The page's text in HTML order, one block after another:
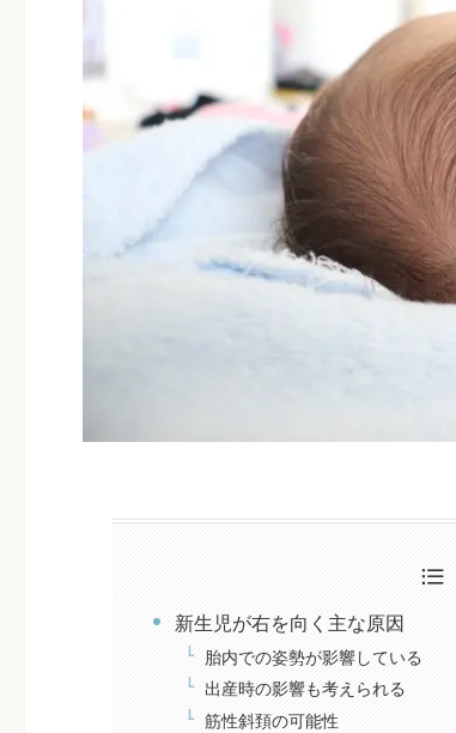
新生児が右を向く主な原因
胎内での姿勢が影響している
出産時の影響も考えられる
筋性斜頚の可能性